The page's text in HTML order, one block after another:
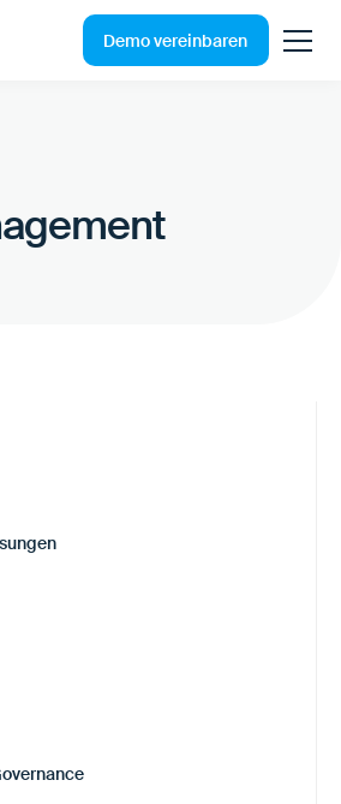
Demo vereinbaren